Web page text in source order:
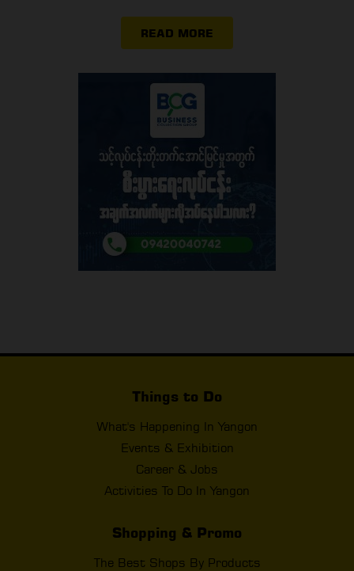
READ MORE
Things to Do
What's Happening In Yangon
Events & Exhibition
Career & Jobs
Activities To Do In Yangon
Shopping & Promo
The Best Shops By Products